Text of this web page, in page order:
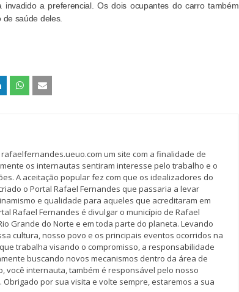
a preferencial. Os dois ocupantes do carro também
saúde deles.
um site com a finalidade de
os internautas sentiram interesse pelo trabalho e o
A aceitação popular fez com que os idealizadores do
o Portal Rafael Fernandes que passaria a levar
e qualidade para aqueles que acreditaram em
Rafael Fernandes é divulgar o município de Rafael
Grande do Norte e em toda parte do planeta. Levando
cultura, nosso povo e os principais eventos ocorridos na
trabalha visando o compromisso, a responsabilidade
buscando novos mecanismos dentro da área de
você internauta, também é responsável pelo nosso
por sua visita e volte sempre, estaremos a sua